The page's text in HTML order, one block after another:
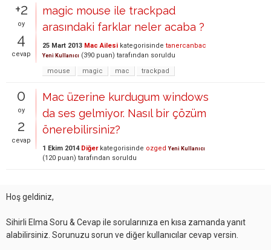
+2
oy
4
cevap
magic mouse ile trackpad
arasındaki farklar neler acaba ?
25 Mart 2013 Mac Ailesi kategorisinde tanercanbac
Yeni Kullanıcı (390 puan) tarafından soruldu
mouse
magic mac trackpad
0
oy
2
cevap
Mac üzerine kurdugum windows
da ses gelmiyor. Nasıl bir çözüm
önerebilirsiniz?
1 Ekim 2014 Diğerkategorisinde ozged Yeni Kullanıcı
(120 puan) tarafından soruldu
Hoş geldiniz,
Sihirli Elma Soru & Cevap ile sorularınıza en kısa zamanda yanıt
alabilirsiniz. Sorunuzu sorun ve diğer kullanıcılar cevap versin.